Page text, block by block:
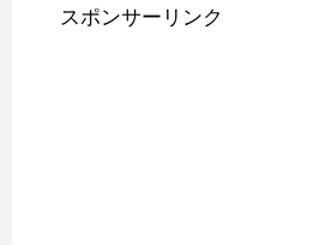
スポンサーリンク